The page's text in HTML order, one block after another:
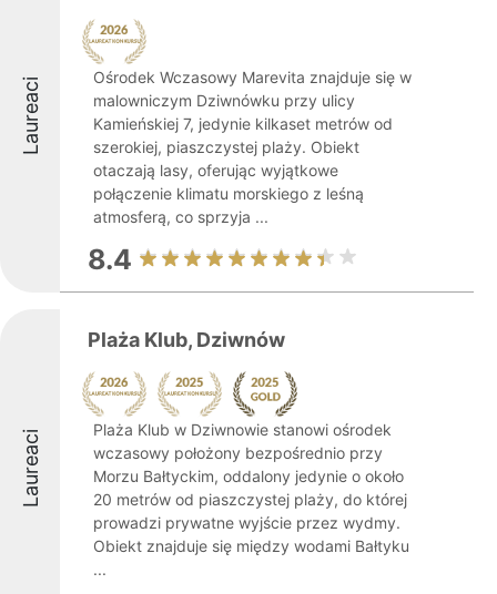
Laureaci
Ośrodek Wczasowy Marevita znajduje się w
malowniczym Dziwnówku przy ulicy
Kamieńskiej 7, jedynie kilkaset metrów od
szerokiej, piaszczystej plaży. Obiekt
otaczają lasy, oferując wyjątkowe
połączenie klimatu morskiego z leśną
atmosferą, co sprzyja ...
8.4
Laureaci
Plaża Klub, Dziwnów
Plaża Klub w Dziwnowie stanowi ośrodek
wczasowy położony bezpośrednio przy
Morzu Bałtyckim, oddalony jedynie o około
20 metrów od piaszczystej plaży, do której
prowadzi prywatne wyjście przez wydmy.
Obiekt znajduje się między wodami Bałtyku
...